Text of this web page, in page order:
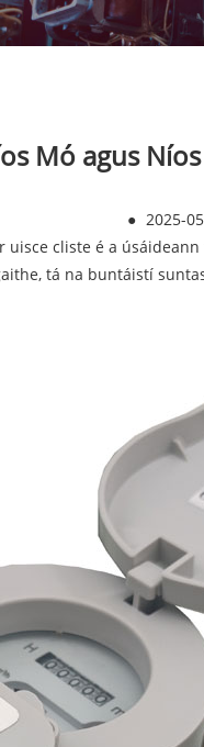
Mó agus
● 2025-
uisce cliste é a
tá na buntáistí